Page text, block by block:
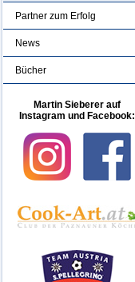
Partner zum Erfolg
News
Bücher
Martin Sieberer auf
Instagram und Facebook: